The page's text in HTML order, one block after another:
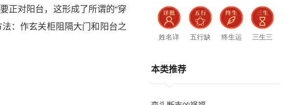
正对阳台，这形成了所谓的“穿
：作玄关柜阻隔大门和阳台之
批
势
势
运
姓名详
五行缺
终生运
三生三
本类推荐